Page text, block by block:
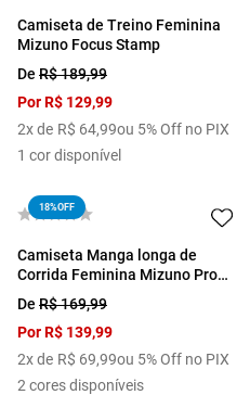
Camiseta de Treino Feminina
Mizuno Focus Stamp
De R$189,99
PorR$ 129,99
2x de R$ 64,99ou 5% Off no PIX
1 cor disponível
18%OFF
Camiseta Manga longa de
Corrida Feminina Mizuno Pro
De R$169,99
PorR$ 139,99
2x de R$ 69,99ou 5% Off no PIX
2 cores disponíveis